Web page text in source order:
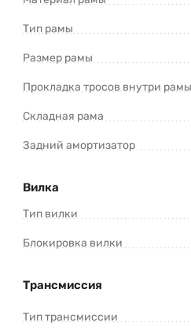
оставляют за собой право изменять
комплектацию товара предварительно не
Тип рамы
Размер рамы
Прокладка тросов внутри рамы
Складная рама
Задний амортизатор
Вилка
Тип вилки
Блокировка вилки
Трансмиссия
Тип трансмиссии